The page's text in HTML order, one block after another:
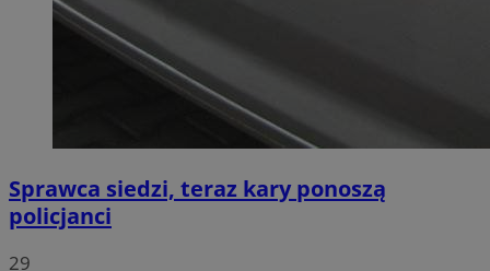
Sprawca siedzi, teraz kary ponoszą
policjanci
29